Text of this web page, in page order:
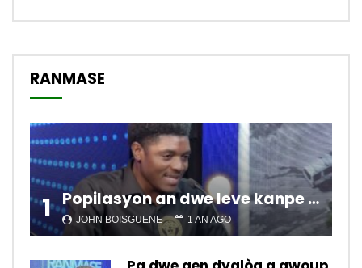
RANMASE
1 Popilasyon an dwe leve kanpe pou chanje sitiyasyon kawotik l’ap viv nan peyi a.
JOHN BOISGUENE 1 AN AGO